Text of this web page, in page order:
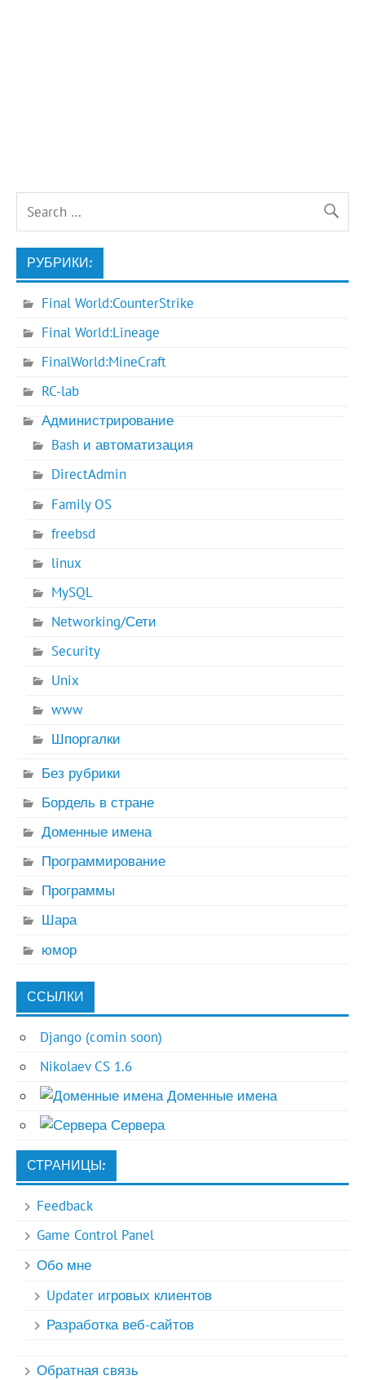
РУБРИКИ:
Final World:CounterStrike
Final World:Lineage
FinalWorld:MineCraft
RC-lab
Администрирование
Bash и автоматизация
DirectAdmin
Family OS
freebsd
linux
MySQL
Networking/Сети
Security
Unix
www
Шпоргалки
Без рубрики
Бордель в стране
Доменные имена
Программирование
Программы
Шара
юмор
ССЫЛКИ
Django (comin soon)
Nikolaev CS 1.6
Доменные имена
Сервера
СТРАНИЦЫ:
Feedback
Game Control Panel
Обо мне
Updater игровых клиентов
Разработка веб-сайтов
Обратная связь